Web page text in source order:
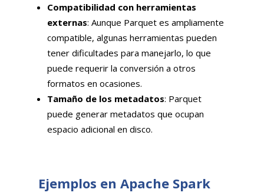
Compatibilidad con herramientas
externas: Aunque Parquet es ampliamente
compatible, algunas herramientas pueden
tener dificultades para manejarlo, lo que
puede requerir la conversión a otros
formatos en ocasiones.
Tamaño de los metadatos: Parquet
puede generar metadatos que ocupan
espacio adicional en disco.
Ejemplos en Apache Spark